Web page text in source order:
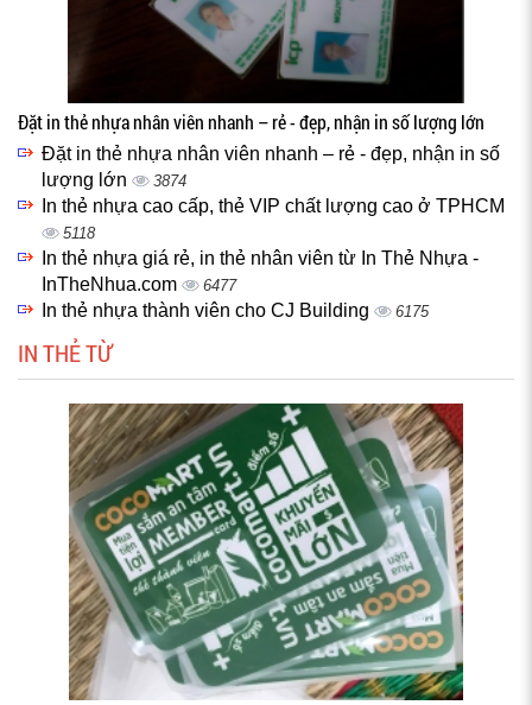
Đặt in thẻ nhựa nhân viên nhanh – rẻ - đẹp, nhận in số lượng lớn
Đặt in thẻ nhựa nhân viên nhanh – rẻ - đẹp, nhận in số
lượng lớn
3874
In thẻ nhựa cao cấp, thẻ VIP chất lượng cao ở TPHCM
5118
In thẻ nhựa giá rẻ, in thẻ nhân viên từ In Thẻ Nhựa -
InTheNhua.com
6477
In thẻ nhựa thành viên cho CJ Building 6175
IN THẺ TỪ